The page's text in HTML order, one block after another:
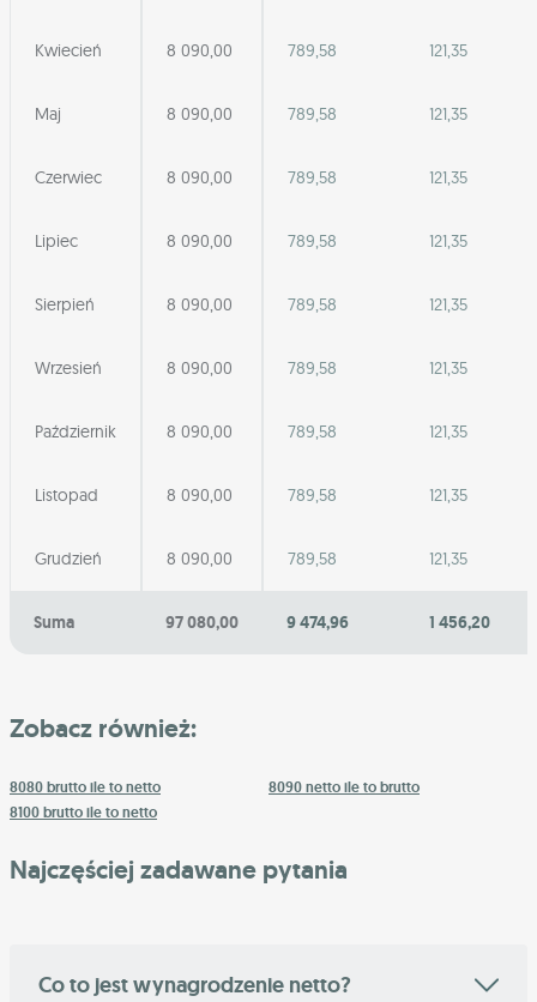
Kwiecień 8 090,00 789,58 121,35
Maj 8 090,00 789,58 121,35
Czerwiec 8 090,00 789,58 121,35
Lipiec 8 090,00 789,58 121,35
Sierpień 8 090,00 789,58 121,35
Wrzesień 8 090,00 789,58 121,35
Październik 8 090,00 789,58 121,35
Listopad 8 090,00 789,58 121,35
Grudzień 8 090,00 789,58 121,35
Suma 97 080,00 9 474,96 1 456,20
Zobacz również:
8080 brutto ile to netto
8090 netto ile to brutto
8100 brutto ile to netto
Najczęściej zadawane pytania
Co to jest wynagrodzenie netto?